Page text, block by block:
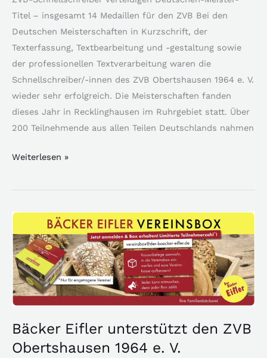
Titel – insgesamt 14 Medaillen für den ZVB Bei den
Deutschen Meisterschaften in Kurzschrift, der
Texterfassung, Textbearbeitung und -gestaltung sowie
der professionellen Textverarbeitung waren die
Schnellschreiber/-innen des ZVB Obertshausen 1964 e. V.
wieder sehr erfolgreich. Die Meisterschaften fanden
dieses Jahr in Recklinghausen im Ruhrgebiet statt. Über
200 Teilnehmende aus allen Teilen Deutschlands nahmen
Weiterlesen »
Bäcker Eifler unterstützt den ZVB
Obertshausen 1964 e. V.
Bäcker
Eifler
unterstützt
den
ZVB
Obertshausen
e.
V.